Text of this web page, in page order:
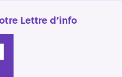
Lettre d’info